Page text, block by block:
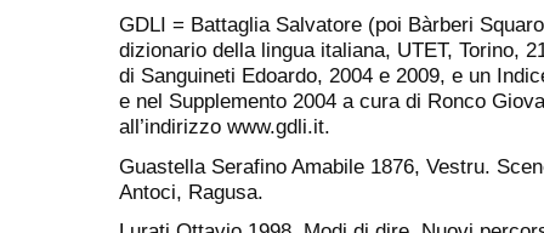
GDLI = Battaglia Salvatore (poi Bàrberi
dizionario della lingua italiana, UTET, Torino,
di Sanguineti Edoardo, 2004 e 2009, e un
e nel Supplemento 2004 a cura di Ronco
all’indirizzo www.gdli.it.
Guastella Serafino Amabile 1876, Vestru.
Antoci, Ragusa.